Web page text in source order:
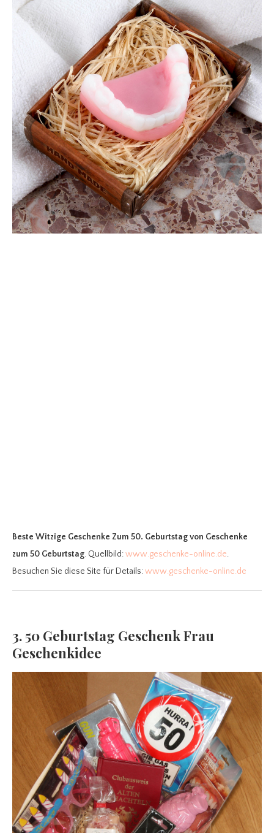
Beste Witzige Geschenke Zum 50. Geburtstagvon Geschenke
zum 50 Geburtstag. Quellbild:www.geschenke-online.de.
Besuchen Sie diese Site für Details:www.geschenke-online.de
3. 50 Geburtstag Geschenk Frau
Geschenkidee